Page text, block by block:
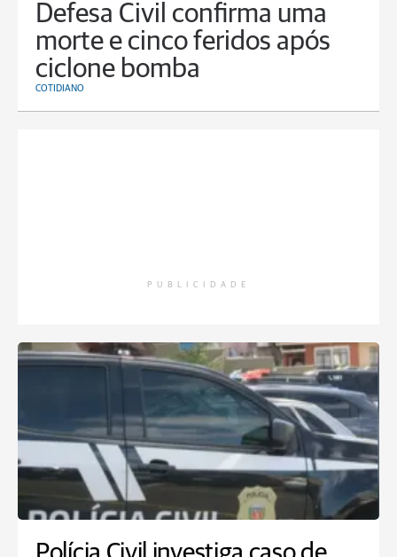
Defesa Civil confirma uma
morte e cinco feridos após
ciclone bomba
COTIDIANO
PUBLICIDADE